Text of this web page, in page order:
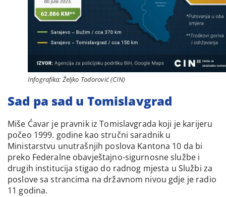
Infografika: Željko Todorović (CIN)
Sad pa sad u Tomislavgrad
Miše Ćavar je pravnik iz Tomislavgrada koji je karijeru
počeo 1999. godine kao stručni saradnik u
Ministarstvu unutrašnjih poslova Kantona 10 da bi
preko Federalne obavještajno-sigurnosne službe i
drugih institucija stigao do radnog mjesta u Službi za
poslove sa strancima na državnom nivou gdje je radio
11 godina.